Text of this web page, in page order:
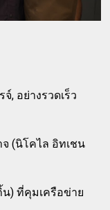
, อย่างรวดเร็ว
(นิโคไล อิทเชน
) ที่คุมเครือข่าย